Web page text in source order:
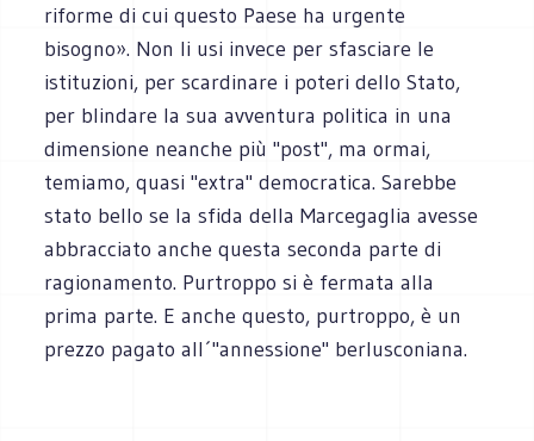
riforme di cui questo Paese ha urgente
bisogno». Non li usi invece per sfasciare le
istituzioni, per scardinare i poteri dello Stato,
per blindare la sua avventura politica in una
dimensione neanche più "post", ma ormai,
temiamo, quasi "extra" democratica. Sarebbe
stato bello se la sfida della Marcegaglia avesse
abbracciato anche questa seconda parte di
ragionamento. Purtroppo si è fermata alla
prima parte. E anche questo, purtroppo, è un
prezzo pagato all´"annessione" berlusconiana.